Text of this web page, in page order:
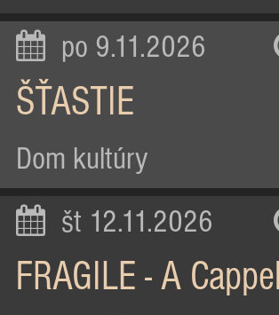
po 9.11.2026
ŠŤASTIE
Dom kultúry
št 12.11.2026
FRAGILE - A